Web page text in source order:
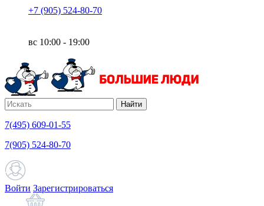
+7 (905) 524-80-70
вс 10:00 - 19:00
Найти
7(495) 609-01-55
7(905) 524-80-70
Войти Зарегистрироваться